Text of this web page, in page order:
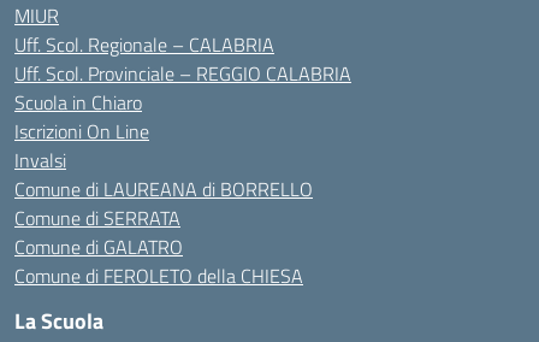
MIUR
Uff. Scol. Regionale – CALABRIA
Uff. Scol. Provinciale – REGGIO CALABRIA
Scuola in Chiaro
Iscrizioni On Line
Invalsi
Comune di LAUREANA di BORRELLO
Comune di SERRATA
Comune di GALATRO
Comune di FEROLETO della CHIESA
La Scuola